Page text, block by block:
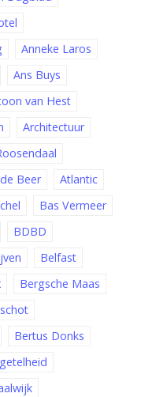
Anneke Laros
Ans Buys
van Hest
Architectuur
Beer
Atlantic
Bas Vermeer
BDBD
Belfast
Bergsche Maas
Bertus Donks